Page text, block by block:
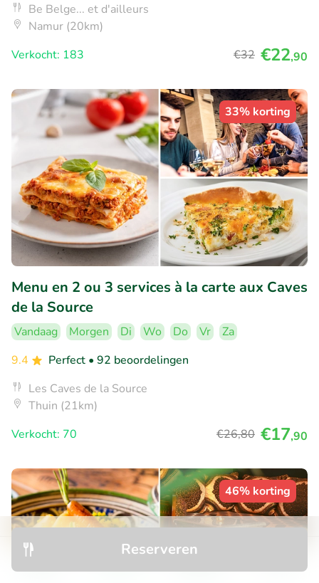
Reserveren
Be Belge... et d'ailleurs
Namur (20km)
Verkocht: 183
€32 €22,90
33% korting
Menu en 2 ou 3 services à la carte aux Caves
de la Source
Vandaag Morgen Di Wo Do Vr
Za
9.4
Perfect • 92 beoordelingen
Les Caves de la Source
Thuin (21km)
Verkocht: 70
€26,80 €17,90
46% korting